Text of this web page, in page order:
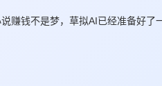
赚钱不是梦，草拟AI已经准备好了